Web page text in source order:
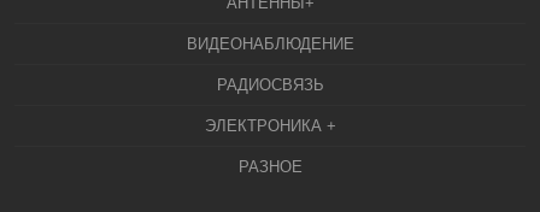
ВИДЕОНАБЛЮДЕНИЕ
РАДИОСВЯЗЬ
ЭЛЕКТРОНИКА +
РАЗНОЕ